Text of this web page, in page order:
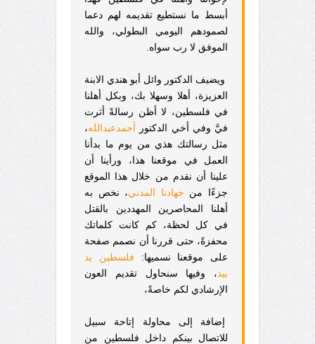
أبسط ما نستطيع تقديمه لهم دعما
لصمودهم اليومي البطولي، والله
الموفق لا رب سواه.
ويضيف الدكتور وائل أبو هندي الابنة
العزيزة، أهلا وسهلا بك، وبكل أهلنا
في فلسطين، لا أظن رسالةً أثرت
فيَّ وفي أخي الدكتور
أحمدعبدالله،
مثل رسالتك هذي من يوم ما بدأنا
العمل في موقعنا هذا، ورأينا أن
علينا أن نقدم من خلال هذا الموقع
جزءًا من جهادنا المدني، نخص به
أهلنا المحاصرين المهددين بالقتل
في كل لحظة، كم كانت كلماتك
محفزةً، حتى قررنا أن نصمم صفحة
على موقعنا نسميها:
فلسطين يد
بيد ، وفيها سنحاول تقديم العون
الإرشادي لكم خاصةً،
إضافة إلى محاولة إتاحة سبيل
للاتصال بينكم داخل فلسطين من